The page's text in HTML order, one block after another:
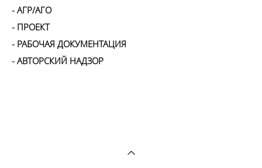
- АГР/АГО
- ПРОЕКТ
- РАБОЧАЯ ДОКУМЕНТАЦИЯ
- АВТОРСКИЙ НАДЗОР